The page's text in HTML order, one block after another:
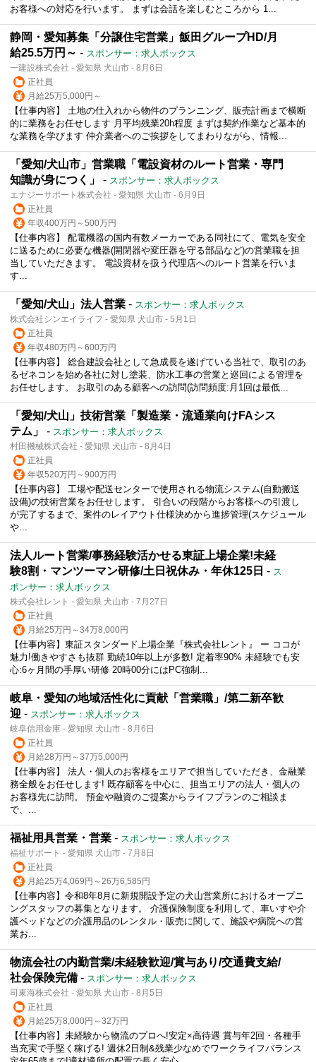
お客様への対応を行います。 まずは会話を楽しむところから 1...
静岡・愛知募集「分譲住宅営業」飯田グループHD/月
給25.5万円～ - スポンサー：求人ボックス
一建設株式会社 - 愛知県 犬山市 - 8月6日
正社員
月給25万5,000円～
【仕事内容】 土地の仕入れから物件のプランニング、販売計画まで横断
的に業務をお任せします 月平均残業20h程度 まずは契約作業など基本的
な業務を学びます 仲介業者へのご挨拶をしてまわりながら、情報...
「愛知/犬山市」営業職「電設資材のルート営業・専門
知識が身につく」
- スポンサー：求人ボックス
エナジーサポート株式会社 - 愛知県 犬山市 - 6月9日
正社員
年収400万円～500万円
【仕事内容】 配電機器の国内有数メーカーである同社にて、電気を安全
に送るために必要な機器(開閉器や変圧器を守る部品など)の営業職を担
当していただきます。 電設資材を扱う代理店へのルート営業を行いま
す...
「愛知/犬山」法人営業 - スポンサー：求人ボックス
株式会社シンエイライフ - 愛知県 犬山市 - 5月1日
正社員
年収480万円～600万円
【仕事内容】 総合建設会社として急成長を遂げている当社で、取引のあ
るゼネコンを始め各社に対し塗装、防水工事の営業と巡回による管理を
お任せします。 お取引のある顧客への訪問(訪問頻度:月1回は最低...
「愛知/犬山」技術営業「製造業・流通業向けFAシス
テム」
- スポンサー：求人ボックス
村田機械株式会社 - 愛知県 犬山市 - 8月4日
正社員
年収520万円～900万円
【仕事内容】 工場や配送センターで使用される物流システム(自動搬送
設備)の技術営業をお任せします。 引合いの段階からお客様への引渡し
が完了するまで、案件のレイアウト仕様決めから進捗管理(スケジュール
や...
法人ルート営業/事務経験活かせる東証上場企業!未経
験8割・マンツーマン研修/土日祝休み・年休125日 - ス
ポンサー：求人ボックス
株式会社レント - 愛知県 犬山市 - 7月27日
正社員
月給25万円～34万8,000円
【仕事内容】東証スタンダード上場企業『株式会社レント』 ー ココが
魅力!働きやすさも抜群 勤続10年以上が多数! 定着率90% 未経験でも安
心:6ヶ月間の手厚い研修 20時00分にはPC強制...
岐阜・愛知の地域活性化に貢献「営業職」/第二新卒歓
迎 - スポンサー：求人ボックス
岐阜信用金庫 - 愛知県 犬山市 - 8月6日
正社員
月給28万円～37万5,000円
【仕事内容】 法人・個人のお客様をエリアで担当していただき、金融業
務全般をお任せします! 既存顧客を中心に、担当エリアの法人・個人の
お客様先に訪問。 預金や融資のご提案からライフプランのご相談ま
で、...
福祉用具営業・営業 - スポンサー：求人ボックス
福祉サポート - 愛知県 犬山市 - 7月8日
正社員
月給25万4,069円～26万6,585円
【仕事内容】令和8年8月に新規開設予定の犬山営業所におけるオープニ
ングスタッフの募集となります。 介護保険制度を利用して、車いすや介
護ベッドなどの介護用品のレンタル・販売に関して、施設や病院への営
業お...
物流会社の内勤営業/未経験歓迎/賞与あり/交通費支給/
社会保険完備 - スポンサー：求人ボックス
司東海株式会社 - 愛知県 犬山市 - 8月5日
正社員
月給25万8,000円～32万円
【仕事内容】未経験から物流のプロへ!安定×高待遇 賞与年2回・各種手
当充実で手堅く稼げる! 週休2日制&残業少なめでワークライフバランス